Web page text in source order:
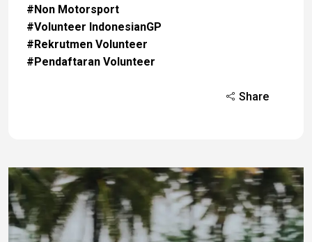
#Non Motorsport
#Volunteer IndonesianGP
#Rekrutmen Volunteer
#Pendaftaran Volunteer
Share